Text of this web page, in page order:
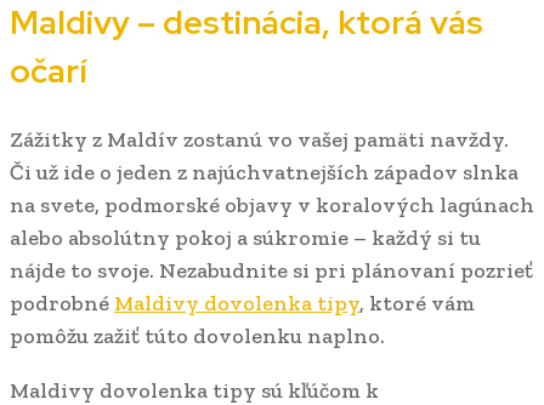
Maldivy – destinácia, ktorá vás
očarí
Zážitky z Maldív zostanú vo vašej pamäti navždy.
Či už ide o jeden z najúchvatnejších západov slnka
na svete, podmorské objavy v koralových lagúnach
alebo absolútny pokoj a súkromie – každý si tu
nájde to svoje. Nezabudnite si pri plánovaní pozrieť
podrobné Maldivy dovolenka tipy, ktoré vám
pomôžu zažiť túto dovolenku naplno.
Maldivy dovolenka tipy sú kľúčom k